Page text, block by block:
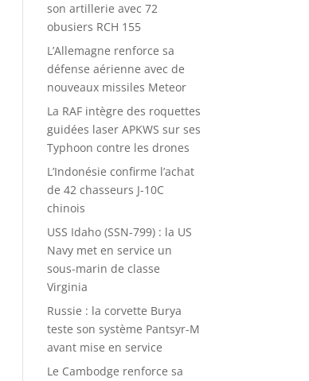
son artillerie avec 72
obusiers RCH 155
L’Allemagne renforce sa
défense aérienne avec de
nouveaux missiles Meteor
La RAF intègre des roquettes
guidées laser APKWS sur ses
Typhoon contre les drones
L’Indonésie confirme l’achat
de 42 chasseurs J-10C
chinois
USS Idaho (SSN-799) : la US
Navy met en service un
sous-marin de classe
Virginia
Russie : la corvette Burya
teste son système Pantsyr-M
avant mise en service
Le Cambodge renforce sa